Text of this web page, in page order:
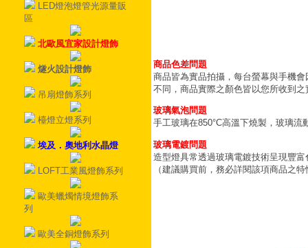
LED燈泡燈管光源量販
區
北歐風宜家設計燈飾
燧火設計燈飾
吊扇燈飾系列
檯燈立燈系列
埃及．奧地利水晶燈
LOFT工業風燈飾系列
歐美蠟燭情境燈飾系
列
歐美全銅燈飾系列
商品色差問題
商品皆為實品拍攝，每台螢幕與手機
不同，商品實際之顏色皆以您所收到之
玻璃氣泡問題
手工玻璃在850°C高溫下燒製，玻璃
玻璃電鍍問題
造型燈具常透過玻璃電鍍技術呈現豐
（建議購買前，務必詳閱該項商品之